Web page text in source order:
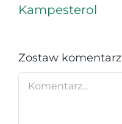
Kampesterol
Zostaw komentarz